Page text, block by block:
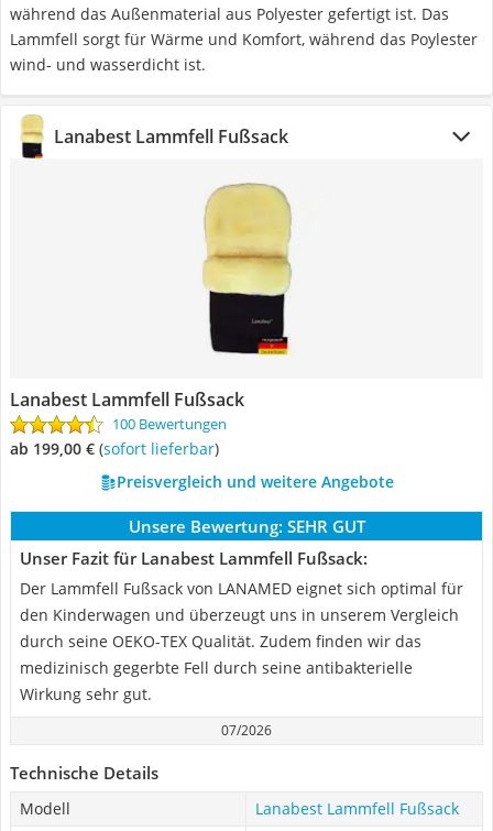
während das Außenmaterial aus Polyester gefertigt ist. Das
Lammfell sorgt für Wärme und Komfort, während das Poylester
wind- und wasserdicht ist.
Lanabest Lammfell Fußsack
Lanabest Lammfell Fußsack
100 Bewertungen
ab 199,00 € ( Sofort lieferbar)
Preisvergleich und weitere Angebote
Unsere Bewertung: SEHR GUT
Unser Fazit für Lanabest Lammfell Fußsack:
Der Lammfell Fußsack von LANAMED eignet sich optimal für
den Kinderwagen und überzeugt uns in unserem Vergleich
durch seine OEKO-TEX Qualität. Zudem finden wir das
medizinisch gegerbte Fell durch seine antibakterielle
Wirkung sehr gut.
07/2026
Technische Details
Modell
Lanabest Lammfell Fußsack